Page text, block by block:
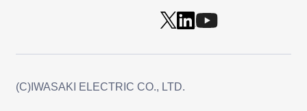
(C)IWASAKI ELECTRIC CO., LTD.